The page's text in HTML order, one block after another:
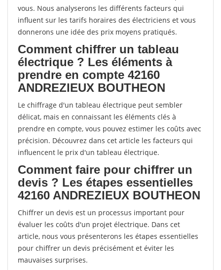
vous. Nous analyserons les différents facteurs qui
influent sur les tarifs horaires des électriciens et vous
donnerons une idée des prix moyens pratiqués.
Comment chiffrer un tableau
électrique ? Les éléments à
prendre en compte 42160
ANDREZIEUX BOUTHEON
Le chiffrage d'un tableau électrique peut sembler
délicat, mais en connaissant les éléments clés à
prendre en compte, vous pouvez estimer les coûts avec
précision. Découvrez dans cet article les facteurs qui
influencent le prix d'un tableau électrique.
Comment faire pour chiffrer un
devis ? Les étapes essentielles
42160 ANDREZIEUX BOUTHEON
Chiffrer un devis est un processus important pour
évaluer les coûts d'un projet électrique. Dans cet
article, nous vous présenterons les étapes essentielles
pour chiffrer un devis précisément et éviter les
mauvaises surprises.